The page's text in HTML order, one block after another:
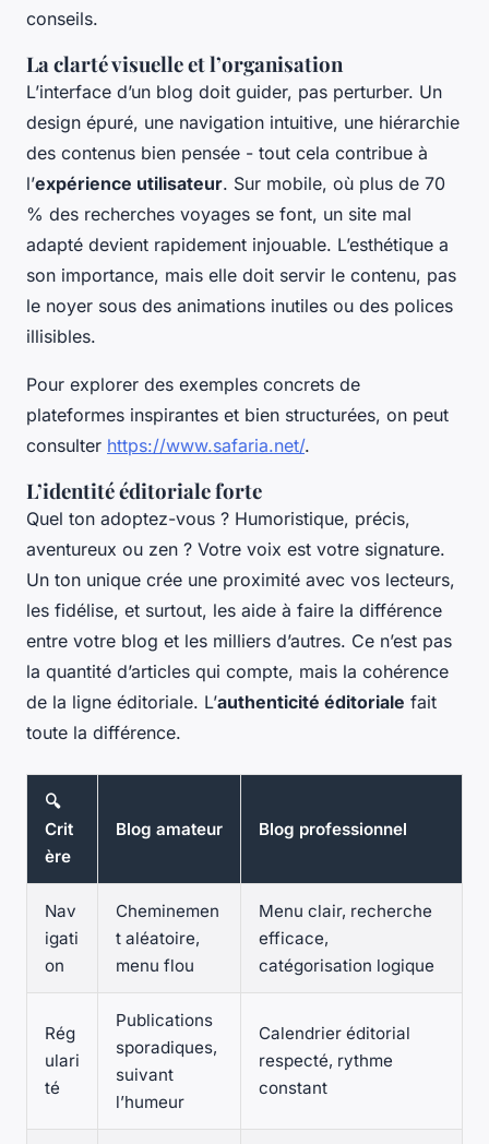
conseils.
La clarté visuelle et l’organisation
L’interface d’un blog doit guider, pas perturber. Un
design épuré, une navigation intuitive, une hiérarchie
des contenus bien pensée - tout cela contribue à
l’expérience utilisateur. Sur mobile, où plus de 70
% des recherches voyages se font, un site mal
adapté devient rapidement injouable. L’esthétique a
son importance, mais elle doit servir le contenu, pas
le noyer sous des animations inutiles ou des polices
illisibles.
Pour explorer des exemples concrets de
plateformes inspirantes et bien structurées, on peut
consulter https://www.safaria.net/.
L’identité éditoriale forte
Quel ton adoptez-vous ? Humoristique, précis,
aventureux ou zen ? Votre voix est votre signature.
Un ton unique crée une proximité avec vos lecteurs,
les fidélise, et surtout, les aide à faire la différence
entre votre blog et les milliers d’autres. Ce n’est pas
la quantité d’articles qui compte, mais la cohérence
de la ligne éditoriale. L’authenticité éditoriale fait
toute la différence.
🔍
Crit
ère
Blog amateur Blog professionnel
Nav
igati
on
Cheminemen
t aléatoire,
menu flou
Menu clair, recherche
efficace,
catégorisation logique
Rég
ulari
té
Publications
sporadiques,
suivant
l’humeur
Calendrier éditorial
respecté, rythme
constant